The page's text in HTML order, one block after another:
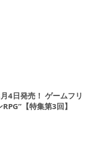
4日発売！ ゲームフリ
【特集第3回】